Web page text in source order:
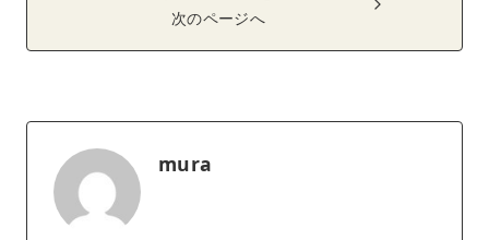
次のページへ
mura